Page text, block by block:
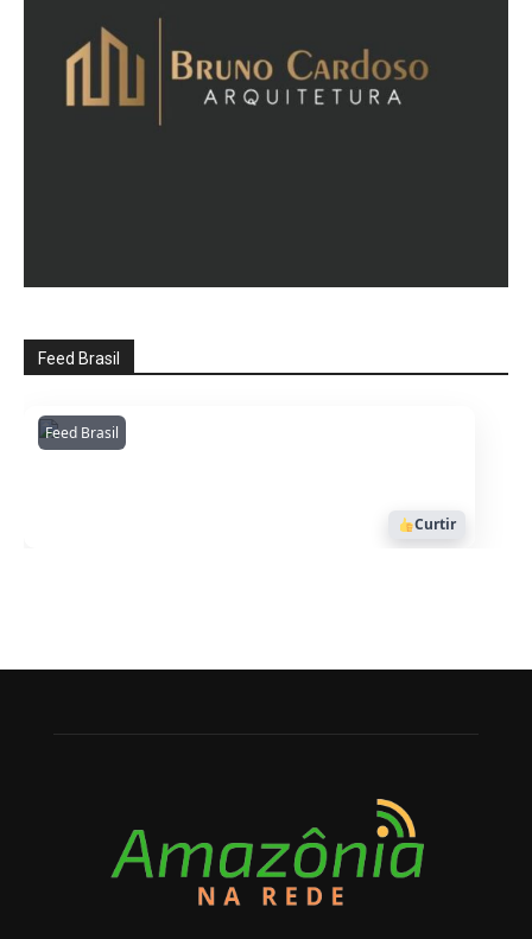
Feed Brasil
Feed BrasilAmazonianarede
1053
Curtir